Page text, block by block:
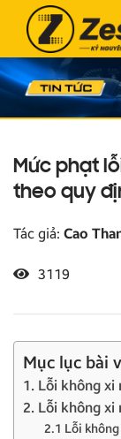
Mức phạt
theo quy
Tác giả: Cao
3119
Mục lục bài
1. Lỗi không xi
2. Lỗi không xi
2.1 Lỗi